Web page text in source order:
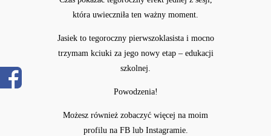
która uwieczniła ten ważny moment.
Jasiek to tegoroczny pierwszoklasista i mocno
trzymam kciuki za jego nowy etap – edukacji
szkolnej.
Powodzenia!
Możesz również zobaczyć więcej na moim
profilu na FBlub Instagramie.